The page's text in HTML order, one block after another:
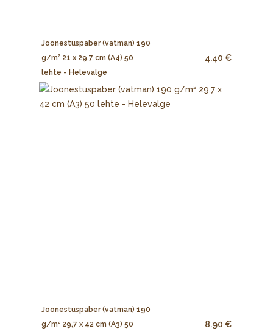
Joonestuspaber (vatman) 190
g/m² 21 x 29,7 cm (A4) 50
lehte - Helevalge
4.40 €
Joonestuspaber (vatman) 190
g/m² 29,7 x 42 cm (A3) 50
8.90 €